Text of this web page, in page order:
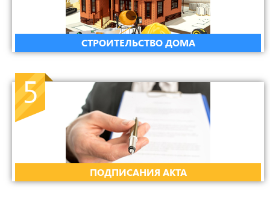
СТРОИТЕЛЬСТВО ДОМА
5
ПОДПИСАНИЯ АКТА